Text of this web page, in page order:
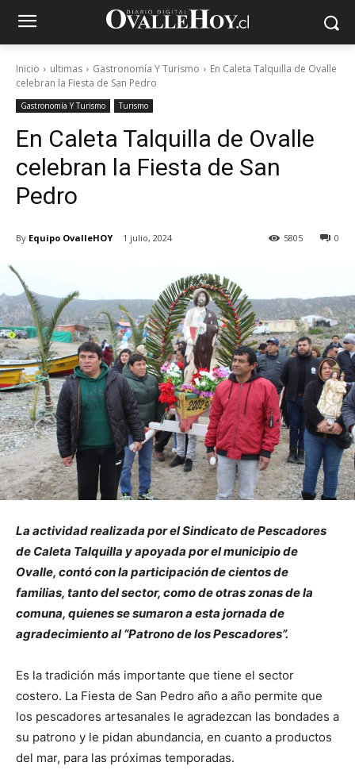
Inicio ultimas Gastronomía Y Turismo
En Caleta Talquilla de Ovalle
celebran la Fiesta de San Pedro
Gastronomía Y Turismo Turismo
En Caleta Talquilla de Ovalle
celebran la Fiesta de San
Pedro
By Equipo OvalleHOY 1 julio, 2024 0
5805
La actividad realizada por el Sindicato de Pescadores
de Caleta Talquilla y apoyada por el municipio de
Ovalle, contó con la participación de cientos de
familias, tanto del sector, como de otras zonas de la
comuna, quienes se sumaron a esta jornada de
agradecimiento al “Patrono de los Pescadores”.
Es la tradición más importante que tiene el sector
costero. La Fiesta de San Pedro año a año permite que
los pescadores artesanales le agradezcan las bondades a
su patrono y le pidan abundancia, en cuanto a productos
del mar, para las próximas temporadas.